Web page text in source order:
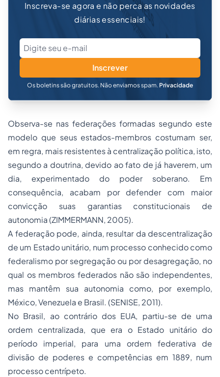
Inscreva-se agora e não perca as novidades
diárias essenciais!
Inscrever
Os boletins são gratuitos. Não enviamos spam. Privacidade
Observa-se nas federações formadas segundo este
modelo que seus estados-membros costumam ser,
em regra, mais resistentes à centralização política, isto,
segundo a doutrina, devido ao fato de já haverem, um
dia, experimentado do poder soberano. Em
consequência, acabam por defender com maior
convicção suas garantias constitucionais de
autonomia (ZIMMERMANN, 2005).
A federação pode, ainda, resultar da descentralização
de um Estado unitário, num processo conhecido como
federalismo por segregação ou por desagregação, no
qual os membros federados não são independentes,
mas mantêm sua autonomia como, por exemplo,
México, Venezuela e Brasil. (SENISE, 2011).
No Brasil, ao contrário dos EUA, partiu-se de uma
ordem centralizada, que era o Estado unitário do
período imperial, para uma ordem federativa de
divisão de poderes e competências em 1889, num
processo centrípeto.